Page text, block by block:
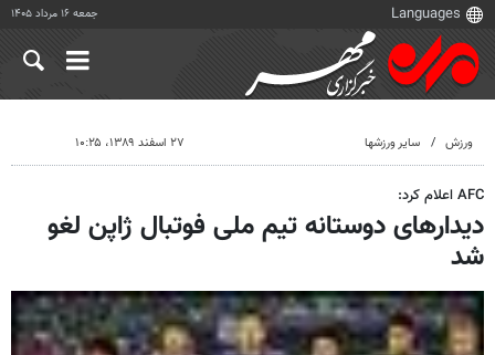
جمعه ۱۶ مرداد ۱۴۰۵
ورزش سایر ورزشها ۲۷ اسفند ۱۳۸۹، ۱۰:۲۵
AFC اعلام کرد:
دیدارهای دوستانه تیم ملی فوتبال ژاپن لغو
شد